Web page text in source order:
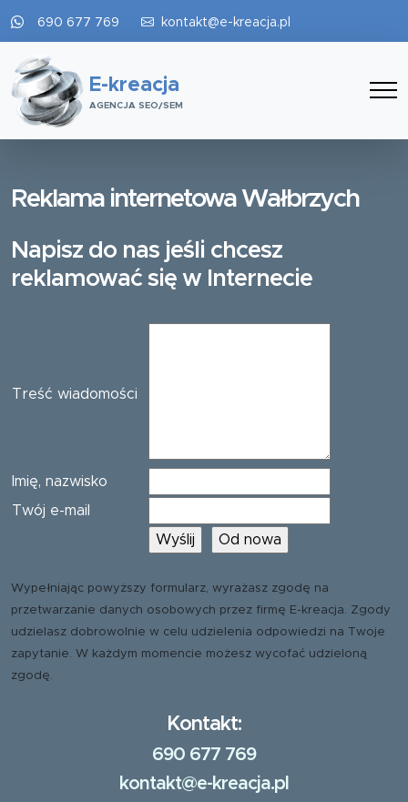
690 677 769 kontakt@e-kreacja.pl
E-kreacja
AGENCJA SEO/SEM
Reklama internetowa Wałbrzych
Napisz do nas jeśli chcesz
reklamować się w Internecie
Treść wiadomości
Imię, nazwisko
Twój e-mail
Wypełniając powyższy formularz, wyrażasz zgodę na
przetwarzanie danych osobowych przez firmę E-kreacja. Zgody
udzielasz dobrowolnie w celu udzielenia odpowiedzi na Twoje
zapytanie. W każdym momencie możesz wycofać udzieloną
zgodę.
Kontakt:
690 677 769
kontakt@e-kreacja.pl